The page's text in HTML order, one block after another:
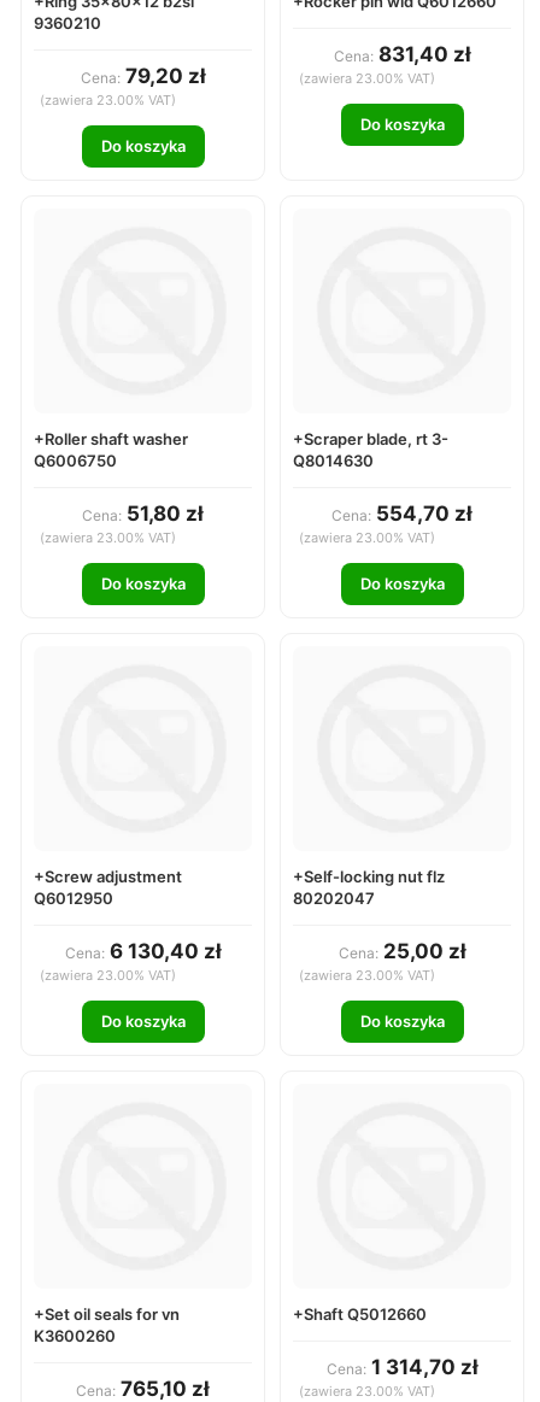
9360210
Cena: 79,20 zł
(zawiera 23.00% VAT)
Do koszyka
Cena: 831,40 zł
(zawiera 23.00% VAT)
Do koszyka
+Roller shaft washer
Q6006750
Cena: 51,80 zł
(zawiera 23.00% VAT)
Do koszyka
+Scraper blade, rt 3-
Q8014630
Cena: 554,70 zł
(zawiera 23.00% VAT)
Do koszyka
+Screw adjustment
Q6012950
Cena: 6 130,40 zł
(zawiera 23.00% VAT)
Do koszyka
+Self-locking nut flz
80202047
Cena: 25,00 zł
(zawiera 23.00% VAT)
Do koszyka
+Set oil seals for vn
K3600260
Cena: 765,10 zł
+Shaft Q5012660
Cena: 1 314,70 zł
(zawiera 23.00% VAT)